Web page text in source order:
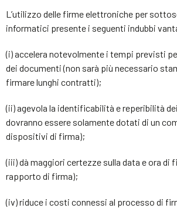
L’utilizzo delle firme elettroniche per
informatici presente i seguenti indubbi
(i) accelera notevolmente i tempi previsti
dei documenti (non sarà più necessario
firmare lunghi contratti);
(ii) agevola la identificabilità e reperibilità
dovranno essere solamente dotati di un
dispositivi di firma);
(iii) dà maggiori certezze sulla data e ora di
rapporto di firma);
(iv) riduce i costi connessi al processo di